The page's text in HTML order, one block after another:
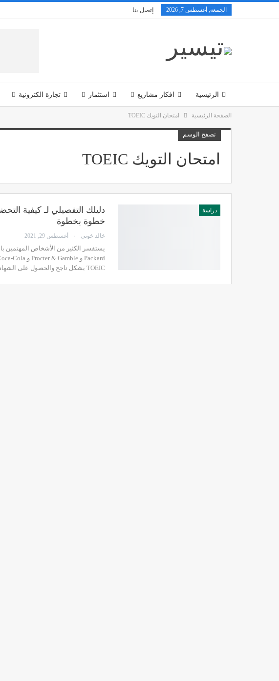
الجمعة, أغسطس 7, 2026 إتصل بنا
الرئيسية افكار مشاريع استثمار تجارة الكترونية
تكنولوجيا
الصفحة الرئيسية امتحان التويك TOEIC
تصفح الوسم
امتحان التويك TOEIC
دراسة
خطوة بخطوة
خالد خوني أغسطس 29, 2021
TOEIC بشكل ناجح والحصول على الشهادة. ببساطة لأنه من المرجح أن…